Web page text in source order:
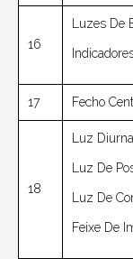
16
Luzes De
17 Fecho
18
Luz
Luz De
Luz De
Feixe De